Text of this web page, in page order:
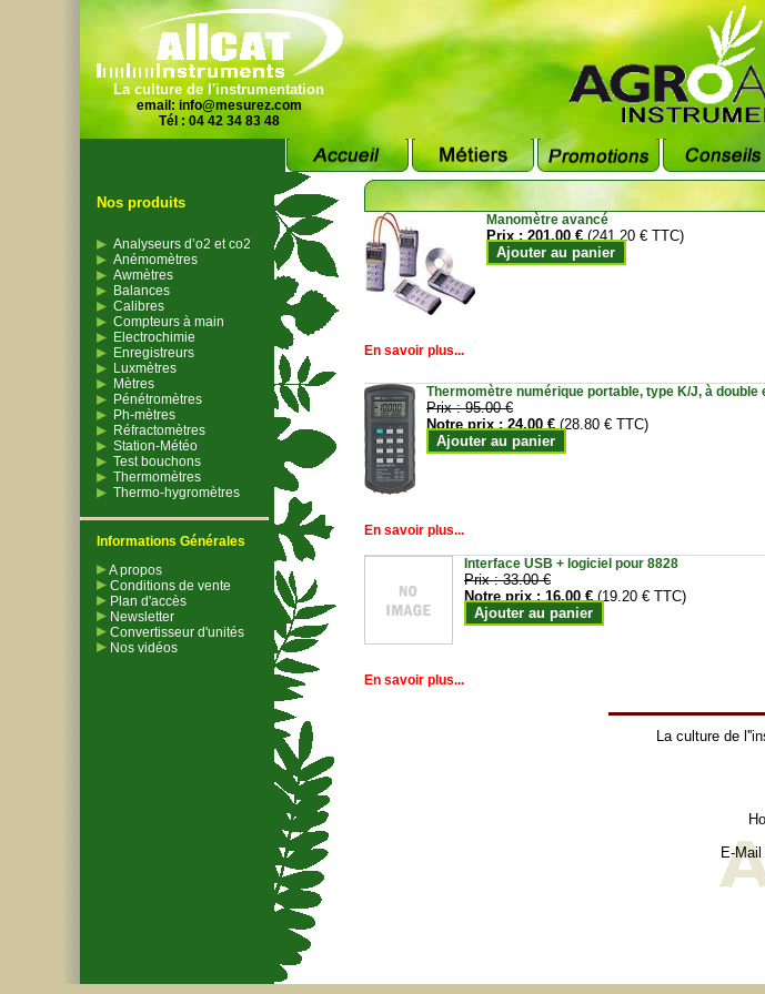
La culture de l'instrumentation
email: info@mesurez.com
Tél : 04 42 34 83 48
Nos produits
Analyseurs d’o2 et co2
Anémomètres
Awmètres
Balances
Calibres
Compteurs à main
Electrochimie
Enregistreurs
Luxmètres
Mètres
Pénétromètres
Ph-mètres
Réfractomètres
Station-Météo
Test bouchons
Thermomètres
Thermo-hygromètres
Informations Générales
A propos
Conditions de vente
Plan d'accès
Newsletter
Convertisseur d'unités
Nos vidéos
Manomètre avancé
Prix :201.00 € (241.20 € TTC)
Ajouter au panier
En savoir plus...
Thermomètre numérique portable, type K/J, à double
Prix :95.00 €
Notre prix :24.00 € (28.80 € TTC)
Ajouter au panier
En savoir plus...
Interface USB + logiciel pour 8828
Prix :33.00 €
Notre prix :16.00 € (19.20 € TTC)
Ajouter au panier
En savoir plus...
La culture de
E-Mail